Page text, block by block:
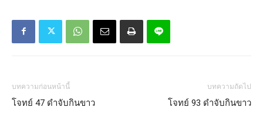
บทความก่อนหน้านี้
โจทย์ 47 ดำจับกินขาว
บทความถัดไป
โจทย์ 93 ดำจับกินขาว